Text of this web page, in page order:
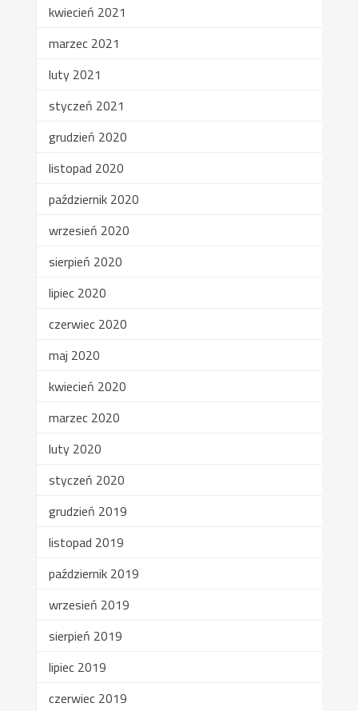
kwiecień 2021
marzec 2021
luty 2021
styczeń 2021
grudzień 2020
listopad 2020
październik 2020
wrzesień 2020
sierpień 2020
lipiec 2020
czerwiec 2020
maj 2020
kwiecień 2020
marzec 2020
luty 2020
styczeń 2020
grudzień 2019
listopad 2019
październik 2019
wrzesień 2019
sierpień 2019
lipiec 2019
czerwiec 2019